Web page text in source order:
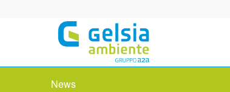
News